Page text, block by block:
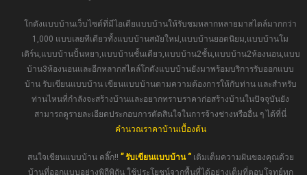
โกดังแบบบ้านเว็บไซต์ที่มีไอเดียแบบบ้านให้รับชมหลากหลายมาสไตล์มากกว่า
1,000 แบบเลยทีเดียวทั้งแบบบ้านสมัยใหม่,แบบบ้านยอดนิยม,แบบบ้านโม
เดิร์น,แบบบ้านปั้นหยา,แบบบ้านชั้นเดียว,แบบบ้าน2ชั้น,แบบบ้าน2ห้องนอน,แบบ
บ้าน3ห้องนอนและอีกหลากสไตล์โกดังแบบบ้านยังมาพร้อมบริการรับออกแบบ
บ้าน รับเขียนแบบบ้าน เขียนแบบบ้านตามความต้องการให้กับท่าน และสำหรับ
ท่านไหนที่กำลังจะสร้างบ้านและอยากทราบราคาก่อสร้างบ้านในปัจจุบันยัง
สามารถดูรายละเอียดประกอบการตัดสินใจในการจ้างช่างหรืออื่น ๆ ได้ที่นี่
คำนวณราคาบ้านเบื้องต้น
สนใจเขียนแบบบ้าน คลิ๊ก!! ” รับเขียนแบบบ้าน “เติมเต็มความฝันของคุณด้วย
บ้านที่ออกแบบอย่างพิถีพิถัน ใช้ประโยชน์จากพื้นที่ได้อย่างเต็มที่ตอบโจทย์ทุก